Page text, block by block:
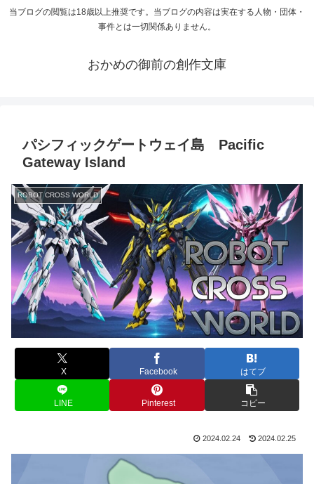
当ブログの閲覧は18歳以上推奨です。当ブログの内容は実在する人物・団体・
事件とは一切関係ありません。
おかめの御前の創作文庫
パシフィックゲートウェイ島 Pacific
Gateway Island
ROBOT CROSS WORLD
X Facebook はてブ
LINE Pinterest コピー
2024.02.24 2024.02.25